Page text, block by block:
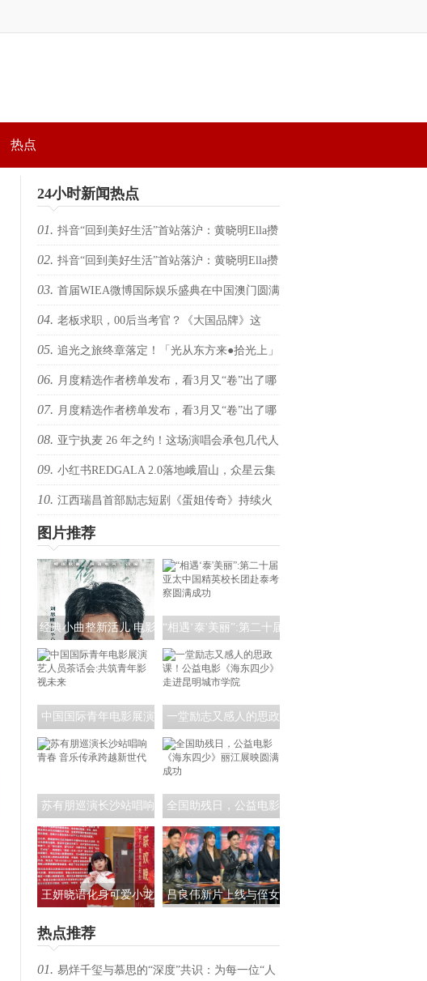
热点
24小时新闻热点
01. 抖音“回到美好生活”首站落沪：黄晓明Ella攒
局，替都市人预约一场不赶时间的晚风
02. 抖音“回到美好生活”首站落沪：黄晓明Ella攒
局，替都市人预约一场不赶时间的晚风
03. 首届WIEA微博国际娱乐盛典在中国澳门圆满
落幕 朴宰范、边伯贤、RIIZE、BILLKIN、PP
KR
04. 老板求职，00后当考官？《大国品牌》这
场“反向招聘”脱口秀，让企业家“集体破防”
05. 追光之旅终章落定！「光从东方来●拾光上」
音乐会定档4月20日
06. 月度精选作者榜单发布，看3月又“卷”出了哪
些抖音爆款？
07. 月度精选作者榜单发布，看3月又“卷”出了哪
些抖音爆款？
08. 亚宁执麦 26 年之约！这场演唱会承包几代人
的回忆
09. 小红书REDGALA 2.0落地峨眉山，众星云集
共赴春日野心之约
10. 江西瑞昌首部励志短剧《蛋姐传奇》持续火
爆！双平台数据刷新纪录，见证本土力量
图片推荐
经典小曲整新活儿 电影
《探清水河：重生》角
色海报暗藏时间迷局
“相遇‘泰'美丽”:第二十届
亚太中国精英校长团赴
泰考察圆满成功
中国国际青年电影展演
艺人员茶话会:共筑青年
影视未来
一堂励志又感人的思政
课！公益电影《海东四
少》走进昆明城市学院
苏有朋巡演长沙站唱响
青春 音乐传承跨越新世
代
全国助残日，公益电影
《海东四少》丽江展映
圆满成功
王妍晓语化身可爱小龙
家送来新春祝福
吕良伟新片上线与侄女
汉父亲的铁汉柔情
热点推荐
01. 易烊千玺与慕思的“深度”共识：为每一位“人